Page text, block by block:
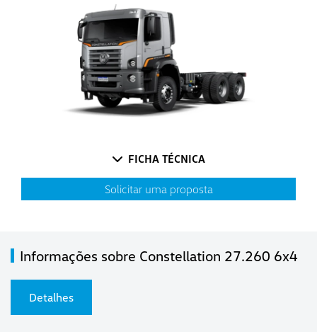
FICHA TÉCNICA
Solicitar uma proposta
Informações sobre Constellation 27.260 6x4
Detalhes